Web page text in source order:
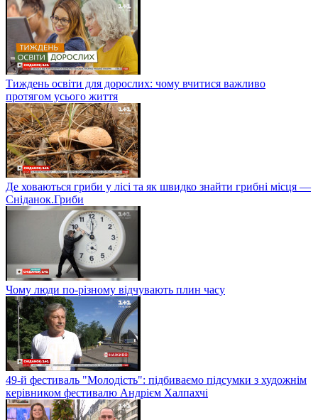
Тиждень освіти для дорослих: чому вчитися важливо
протягом усього життя
Де ховаються гриби у лісі та як швидко знайти грибні місця —
Сніданок.Гриби
Чому люди по-різному відчувають плин часу
49-й фестиваль "Молодість": підбиваємо підсумки з художнім
керівником фестивалю Андрієм Халпахчі